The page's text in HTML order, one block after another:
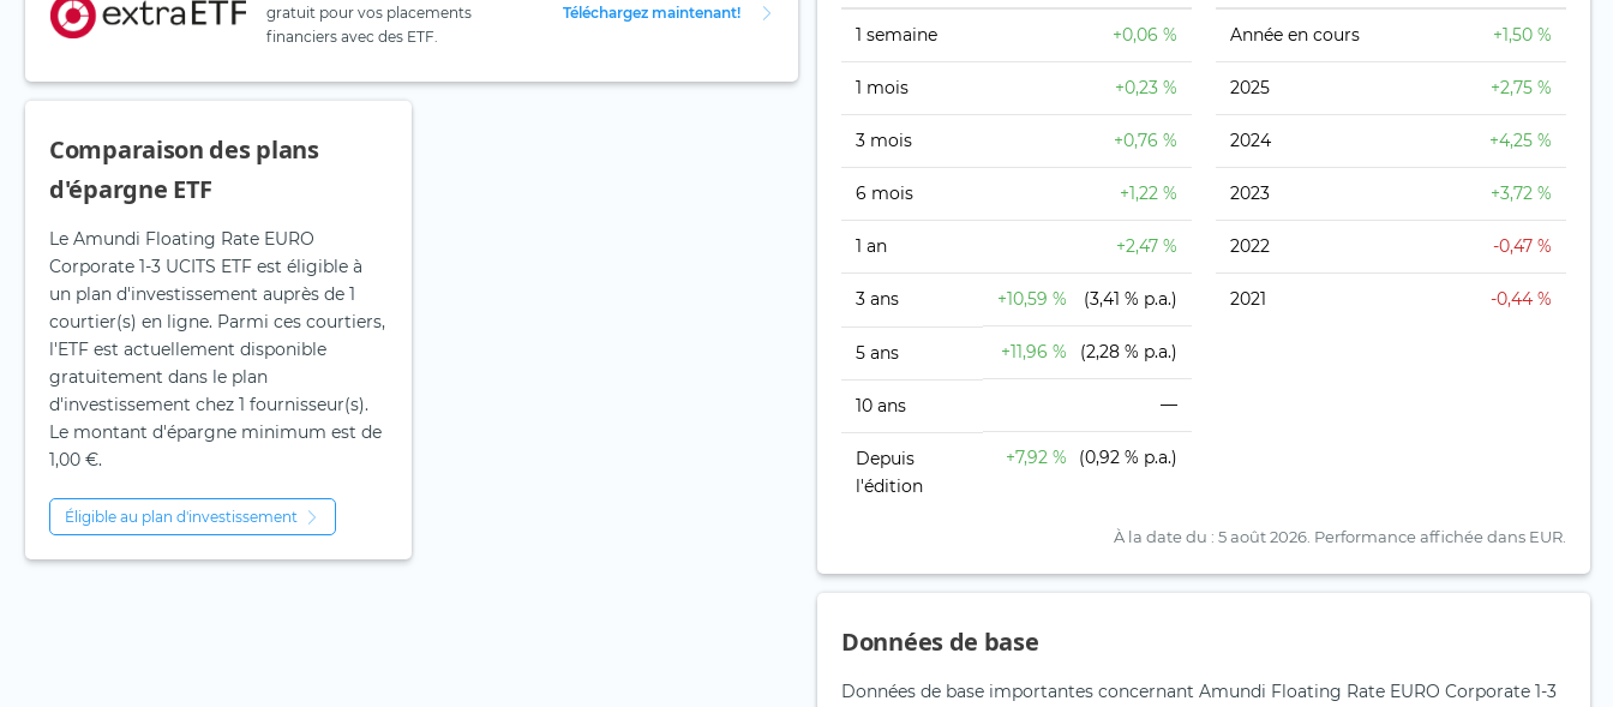
gratuit pour vos placements
financiers avec des ETF.
Téléchargez maintenant!
Comparaison des plans
d'épargne ETF
Le Amundi Floating Rate EURO
Corporate 1-3 UCITS ETF est éligible à
un plan d'investissement auprès de 1
courtier(s) en ligne. Parmi ces courtiers,
l'ETF est actuellement disponible
gratuitement dans le plan
d'investissement chez 1 fournisseur(s).
Le montant d'épargne minimum est de
1,00 €.
Éligible au plan d'investissement
1 semaine +0,06 %
1 mois +0,23 %
3 mois +0,76 %
6 mois +1,22 %
1 an +2,47 %
3 ans +10,59 % (3,41 % p.a.)
5 ans +11,96 % (2,28 % p.a.)
10 ans —
Depuis
l'édition
+7,92 % (0,92 % p.a.)
Année en cours +1,50 %
2025 +2,75 %
2024 +4,25 %
2023 +3,72 %
2022 -0,47 %
2021 -0,44 %
À la date du : 5 août 2026. Performance affichée dans EUR.
Données de base
Données de base importantes concernant Amundi Floating Rate EURO Corporate 1-3